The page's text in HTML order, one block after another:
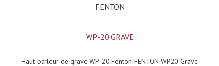
Haut-Parleurs Amplis Guitare
Moteurs Pavillons Pour Enceinte
FENTON
WP-20 GRAVE
Haut-parleur de grave WP-20 Fenton. FENTON WP20 Grave